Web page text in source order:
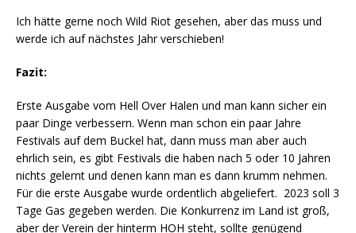
Ich hätte gerne noch Wild Riot gesehen, aber das muss und
werde ich auf nächstes Jahr verschieben!
Fazit:
Erste Ausgabe vom Hell Over Halen und man kann sicher ein
paar Dinge verbessern. Wenn man schon ein paar Jahre
Festivals auf dem Buckel hat, dann muss man aber auch
ehrlich sein, es gibt Festivals die haben nach 5 oder 10 Jahren
nichts gelernt und denen kann man es dann krumm nehmen.
Für die erste Ausgabe wurde ordentlich abgeliefert. 2023 soll 3
Tage Gas gegeben werden. Die Konkurrenz im Land ist groß,
aber der Verein der hinterm HOH steht, sollte genügend